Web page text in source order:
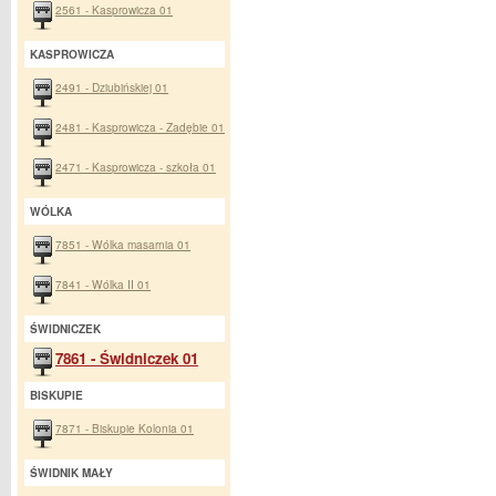
2561 - Kasprowicza 01
KASPROWICZA
2491 - Dziubińskiej 01
2481 - Kasprowicza - Zadębie 01
2471 - Kasprowicza - szkoła 01
WÓLKA
7851 - Wólka masarnia 01
7841 - Wólka II 01
ŚWIDNICZEK
7861 - Świdniczek 01
BISKUPIE
7871 - Biskupie Kolonia 01
ŚWIDNIK MAŁY